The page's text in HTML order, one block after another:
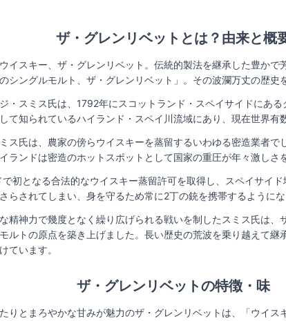
ザ・ グレンリベット とは？由来と概
イスキー、ザ・グレンリベット。伝統的製法を継承した豊か
シングルモルト、ザ・グレンリベット」。その波瀾万丈の歴史
・スミス氏は、1792年にスコットランド・スペイサイドにあ
て知られているハイランド・スペイ川流域にあり、現在世界有
ス氏は、農家の傍らウイスキーを蒸留するいわゆる密造業者
ランドは密造のホットスポットとして国家の重圧が年々激しさ
初となる合法的なウイスキー蒸留許可を取得し、スペイサイ
らされてしまい、身を守るため常に2丁の銃を携帯するようにな
精神力で幾度となく繰り広げられる戦いを制したスミス氏は
ルトの原点を築き上げました。長い歴史の荒波を乗り越えて
ています。
ザ・グレンリベットの特徴・味
りとまろやかな甘みが魅力のザ・グレンリベットは、「ウイ